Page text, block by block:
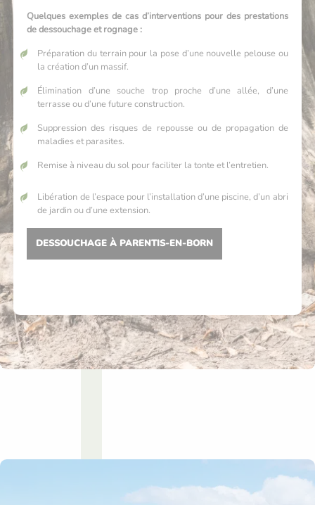
Quelques exemples de cas d’interventions pour des prestations
de dessouchage et rognage :
Préparation du terrain pour la pose d’une nouvelle pelouse ou
la création d’un massif.
Élimination d’une souche trop proche d’une allée, d’une
terrasse ou d’une future construction.
Suppression des risques de repousse ou de propagation de
maladies et parasites.
Remise à niveau du sol pour faciliter la tonte et l’entretien.
Libération de l’espace pour l’installation d’une piscine, d’un abri
de jardin ou d’une extension.
DESSOUCHAGE À PARENTIS-EN-BORN